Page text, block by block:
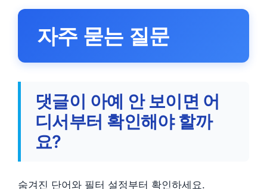
자주 묻는 질문
댓글이 아예 안 보이면 어
디서부터 확인해야 할까
요?
숨겨진 단어와 필터 설정부터 확인하세요.